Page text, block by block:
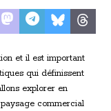
et il est important
qui définissent
explorer en
commercial